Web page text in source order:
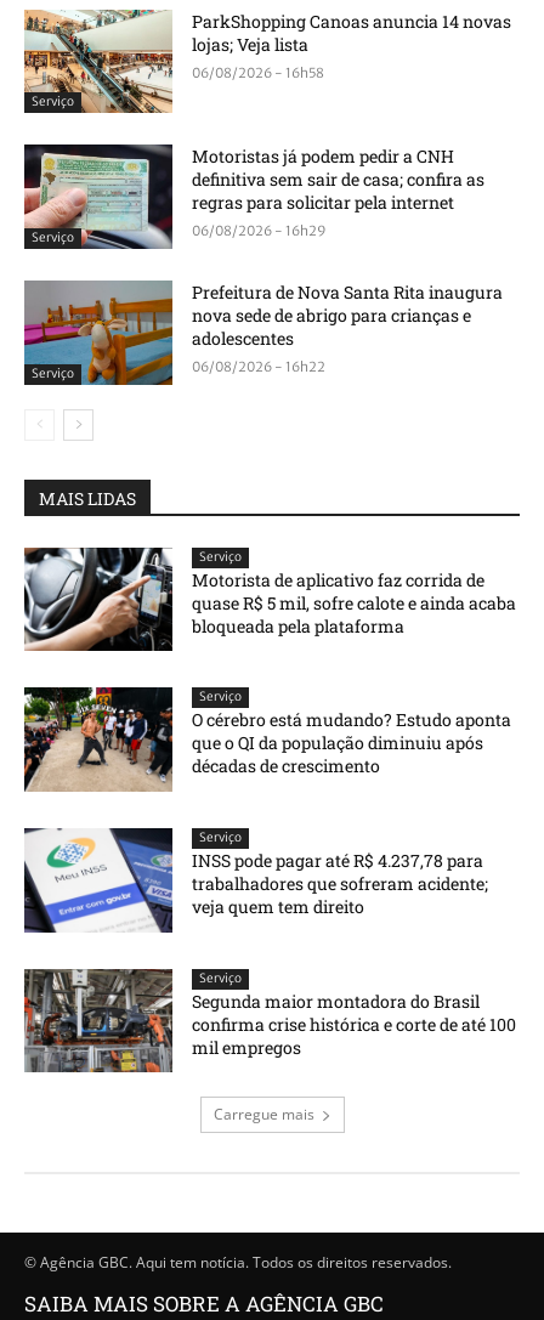
Serviço
ParkShopping Canoas anuncia 14 novas
lojas; Veja lista
06/08/2026 - 16h58
Serviço
Motoristas já podem pedir a CNH
definitiva sem sair de casa; confira as
regras para solicitar pela internet
06/08/2026 - 16h29
Serviço
Prefeitura de Nova Santa Rita inaugura
nova sede de abrigo para crianças e
adolescentes
06/08/2026 - 16h22
MAIS LIDAS
Serviço
Motorista de aplicativo faz corrida de
quase R$ 5 mil, sofre calote e ainda acaba
bloqueada pela plataforma
Serviço
O cérebro está mudando? Estudo aponta
que o QI da população diminuiu após
décadas de crescimento
Serviço
INSS pode pagar até R$ 4.237,78 para
trabalhadores que sofreram acidente;
veja quem tem direito
Serviço
Segunda maior montadora do Brasil
confirma crise histórica e corte de até 100
mil empregos
Carregue mais
© Agência GBC. Aqui tem notícia. Todos os direitos reservados.
SAIBA MAIS SOBRE A AGÊNCIA GBC